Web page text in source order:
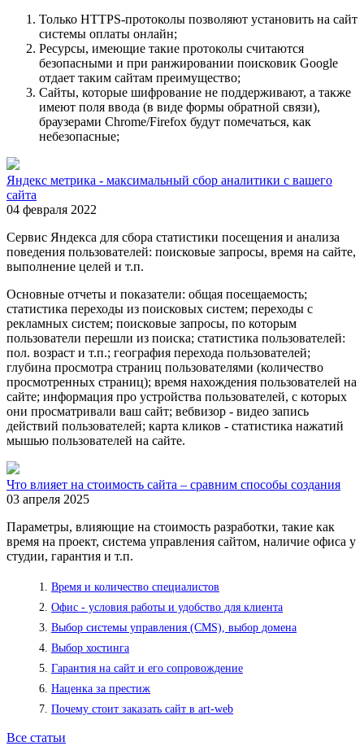
Только HTTPS-протоколы позволяют установить на сайт
системы оплаты онлайн;
Ресурсы, имеющие такие протоколы считаются
безопасными и при ранжировании поисковик Google
отдает таким сайтам преимущество;
Сайты, которые шифрование не поддерживают, а также
имеют поля ввода (в виде формы обратной связи),
браузерами Chrome/Firefox будут помечаться, как
небезопасные;
Яндекс метрика - максимальный сбор аналитики с вашего
сайта
04 февраля 2022
Сервис Яндекса для сбора статистики посещения и анализа
поведения пользователей: поисковые запросы, время на сайте,
выполнение целей и т.п.
Основные отчеты и показатели: общая посещаемость;
статистика переходы из поисковых систем; переходы с
рекламных систем; поисковые запросы, по которым
пользователи перешли из поиска; статистика пользователей:
пол. возраст и т.п.; география перехода пользователей;
глубина просмотра страниц пользователями (количество
просмотренных страниц); время нахождения пользователей на
сайте; информация про устройства пользователей, с которых
они просматривали ваш сайт; вебвизор - видео запись
действий пользователей; карта кликов - статистика нажатий
мышью пользователей на сайте.
Что влияет на стоимость сайта – сравним способы создания
03 апреля 2025
Параметры, влияющие на стоимость разработки, такие как
время на проект, система управления сайтом, наличие офиса у
студии, гарантия и т.п.
Время и количество специалистов
Офис - условия работы и удобство для клиента
Выбор системы управления (CMS), выбор домена
Выбор хостинга
Гарантия на сайт и его сопровождение
Наценка за престиж
Почему стоит заказать сайт в art-web
Все статьи